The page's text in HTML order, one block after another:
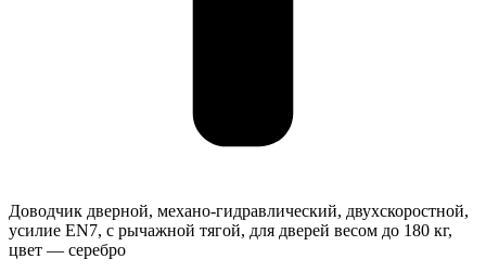
Доводчик дверной, механо-гидравлический, двухскоростной,
усилие EN7, с рычажной тягой, для дверей весом до 180 кг,
цвет — серебро